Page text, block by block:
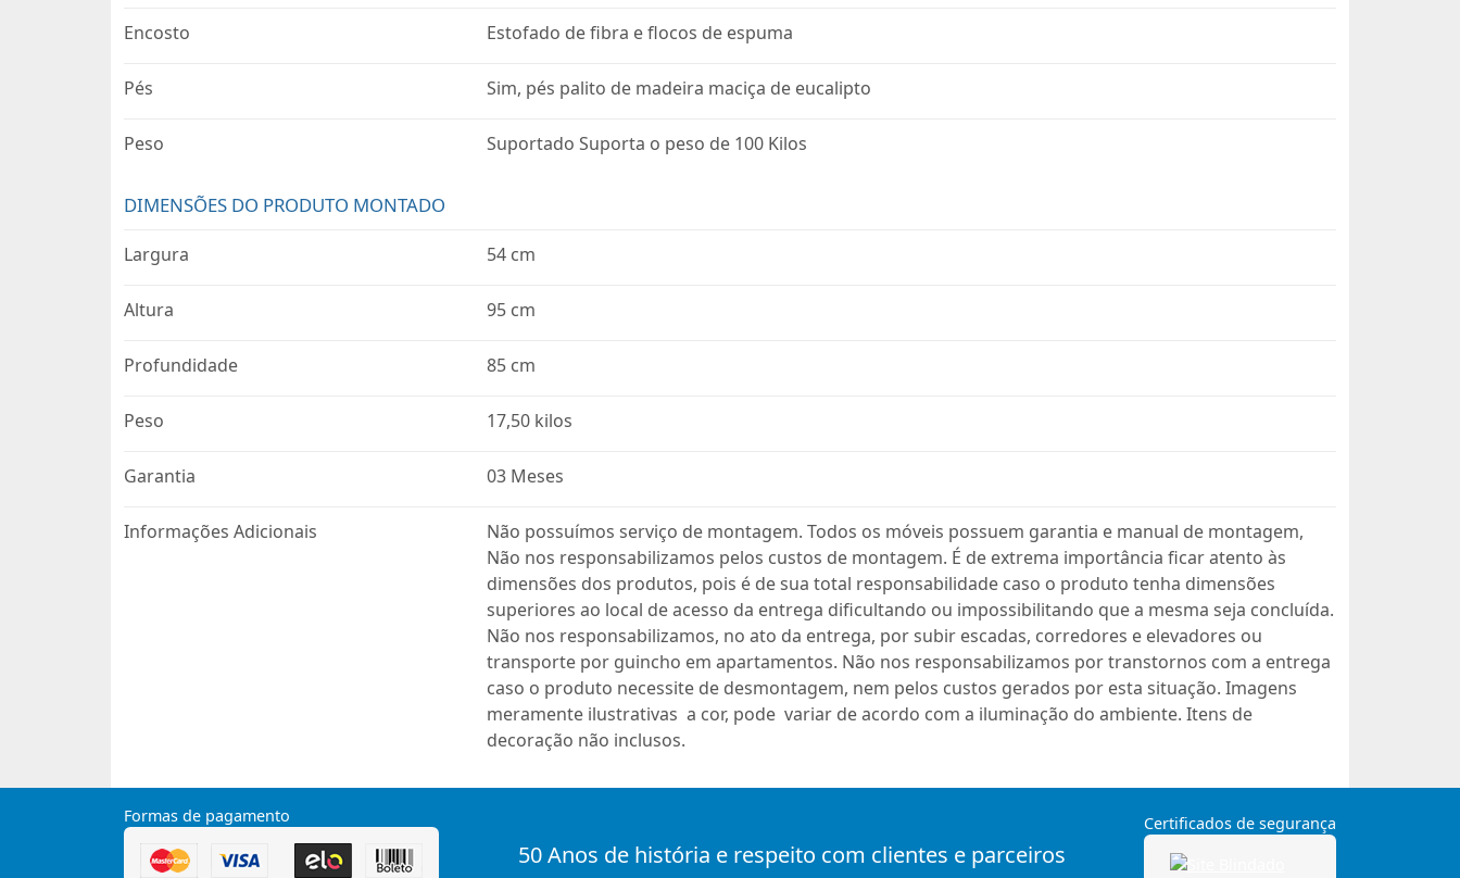
Encosto Estofado de fibra e flocos de espuma
Pés Sim, pés palito de madeira maciça de eucalipto
Peso Suportado Suporta o peso de 100 Kilos
DIMENSÕES DO PRODUTO MONTADO
Largura 54 cm
Altura 95 cm
Profundidade 85 cm
Peso 17,50 kilos
Garantia 03 Meses
Informações Adicionais
Não possuímos serviço de montagem. Todos os móveis possuem garantia e manual de montagem,
Não nos responsabilizamos pelos custos de montagem. É de extrema importância ficar atento às
dimensões dos produtos, pois é de sua total responsabilidade caso o produto tenha dimensões
superiores ao local de acesso da entrega dificultando ou impossibilitando que a mesma seja concluída.
Não nos responsabilizamos, no ato da entrega, por subir escadas, corredores e elevadores ou
transporte por guincho em apartamentos. Não nos responsabilizamos por transtornos com a entrega
caso o produto necessite de desmontagem, nem pelos custos gerados por esta situação. Imagens
meramente ilustrativas a cor, pode variar de acordo com a iluminação do ambiente. Itens de
decoração não inclusos.
Formas de pagamento
50 Anos de história e respeito com clientes e parceiros
Certificados de segurança